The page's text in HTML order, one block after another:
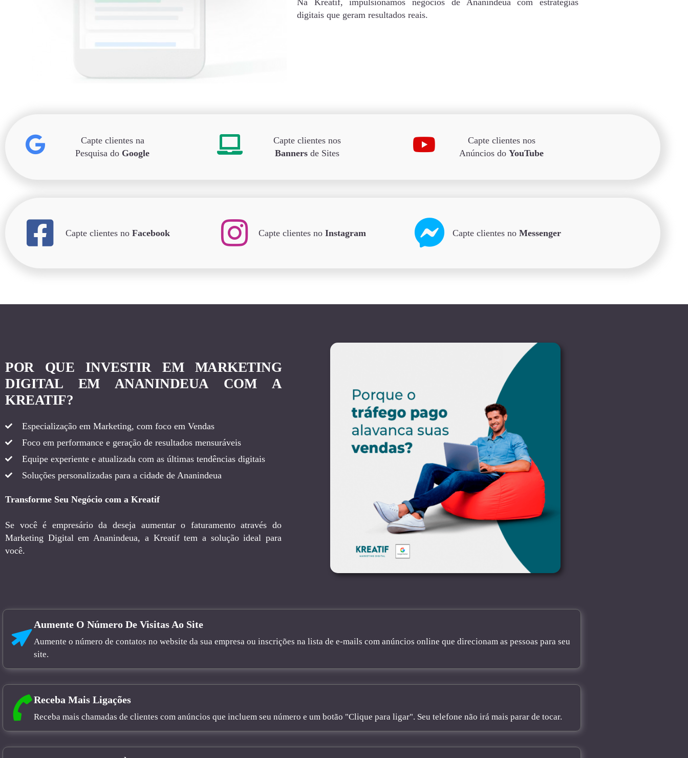
Na Kreatif, impulsionamos negócios de Ananindeua com estratégias
digitais que geram resultados reais.
Capte clientes na
Pesquisa do Google
Capte clientes nos
Bannersde Sites
Capte clientes nos
Anúncios doYouTube
Capte clientes no Facebook Capte clientes no Instagram Capte clientes no Messenger
POR QUE INVESTIR EM MARKETING
DIGITAL EM ANANINDEUA COM A
KREATIF?
Especialização em Marketing, com foco em Vendas
Foco em performance e geração de resultados mensuráveis
Equipe experiente e atualizada com as últimas tendências digitais
Soluções personalizadas para a cidade de Ananindeua
Transforme Seu Negócio com a Kreatif
Se você é empresário da deseja aumentar o faturamento através do
Marketing Digital em Ananindeua, a Kreatif tem a solução ideal para
você.
Aumente O Número De Visitas Ao Site
Aumente o número de contatos no website da sua empresa ou inscrições na lista de e-mails com anúncios online que direcionam as pessoas para seu
site.
Receba Mais Ligações
Receba mais chamadas de clientes com anúncios que incluem seu número e um botão "Clique para ligar". Seu telefone não irá mais parar de tocar.